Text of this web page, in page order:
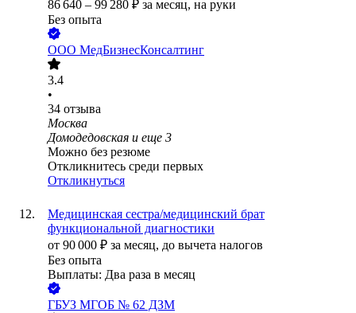
86 640 – 99 280 ₽ за месяц, на руки
Без опыта
ООО МедБизнесКонсалтинг
3.4
•
34 отзыва
Москва
Домодедовская и еще 3
Можно без резюме
Откликнитесь среди первых
Откликнуться
Медицинская сестра/медицинский брат
функциональной диагностики
от 90 000 ₽ за месяц, до вычета налогов
Без опыта
Выплаты: Два раза в месяц
ГБУЗ МГОБ № 62 ДЗМ